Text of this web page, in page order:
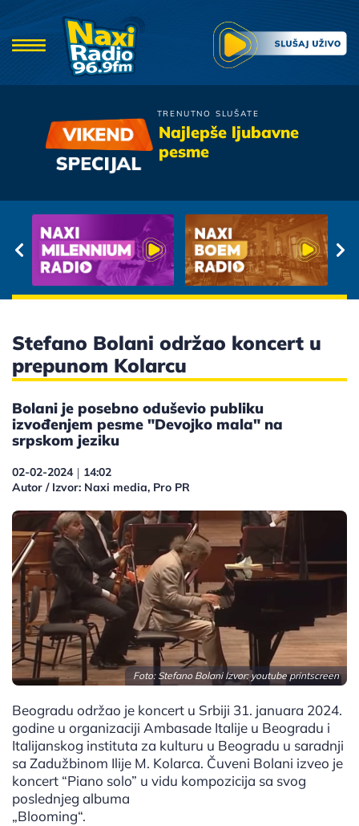
TRENUTNO SLUŠATE
Najlepše ljubavne
pesme
Zdravko Colic
Stefano Bolani održao koncert u
prepunom Kolarcu
Bolani je posebno oduševio publiku
izvođenjem pesme "Devojko mala" na
srpskom jeziku
02-02-2024 | 14:02
Autor / Izvor: Naxi media, Pro PR
Foto: Stefano Bolani Izvor: youtube printscreen
Beogradu održao je koncert u Srbiji 31. januara 2024.
godine u organizaciji Ambasade Italije u Beogradu i
Italijanskog instituta za kulturu u Beogradu u saradnji
sa Zadužbinom Ilije M. Kolarca. Čuveni Bolani izveo je
koncert “Piano solo” u vidu kompozicija sa svog
poslednjeg albuma
„Blooming“.